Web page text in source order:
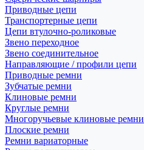
Приводные цепи
Транспортерные цепи
Цепи втулочно-роликовые
Звено переходное
Звено соединительное
Направляющие / профили цепи
Приводные ремни
Зубчатые ремни
Клиновые ремни
Круглые ремни
Многоручьевые клиновые ремни
Плоские ремни
Ремни вариаторные